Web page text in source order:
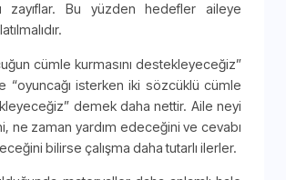
zayıflar. Bu yüzden hedefler aileye
cümle kurmasını destekleyeceğiz”
“oyuncağı isterken iki sözcüklü cümle
demek daha nettir. Aile neyi
ne zaman yardım edeceğini ve cevabı
bilirse çalışma daha tutarlı ilerler.